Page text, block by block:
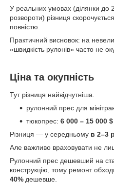
У реальних умовах (ділянки до
розвороти) різниця
повністю.
Практичний висновок: на
«швидкість рулонів» часто не
Ціна та окупність
Тут різниця найвідчутніша.
рулонний прес для
тюкопрес: 6 000 – 15 000 $
Різниця — у середньому в 2–3
Але важливо враховувати не
Рулонний прес дешевший на
конструкцію, тому ремонт
40% дешевше.